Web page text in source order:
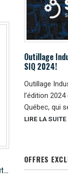
Hougen HMD904 Perceuse magnétique portable
Outillage
SIQ 2024!
Outillage
l’édition
Québec, qui
LIRE LA SUITE
OFFRES